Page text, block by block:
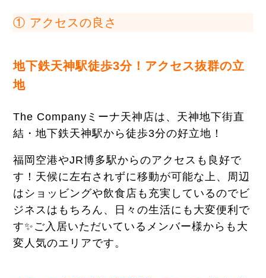
① アクセスの良さ
地下鉄天神駅徒歩3分！アクセス抜群の立
地
The Companyミーナ天神店は、天神地下街直
結・地下鉄天神駅から徒歩3分の好立地！
福岡空港やJR博多駅からのアクセスも良好で
す！天候に左右されずに移動が可能な上、周辺
はショッビングや飲食店も充実しているのでビ
ジネスはもちろん、日々の生活にも大変便利で
す✨ご入居いただいているメンバー様からも大
変人気のエリアです。